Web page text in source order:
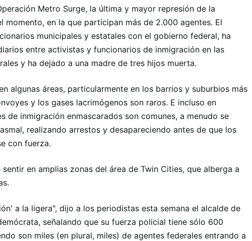
Metro Surge, la última y mayor represión de la
momento, en la que participan más de 2.000 agentes. El
municipales y estatales con el gobierno federal, ha
entre activistas y funcionarios de inmigración en las
y ha dejado a una madre de tres hijos muerta.
algunas áreas, particularmente en los barrios y suburbios más
y los gases lacrimógenos son raros. E incluso en
de inmigración enmascarados son comunes, a menudo se
realizando arrestos y desapareciendo antes de que los
con fuerza.
en amplias zonas del área de Twin Cities, que alberga a
a la ligera", dijo a los periodistas esta semana el alcalde de
señalando que su fuerza policial tiene sólo 600
son miles (en plural, miles) de agentes federales entrando a